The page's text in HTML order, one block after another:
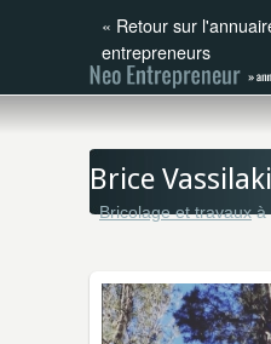
« Retour sur
entrepreneurs
Brice
Bricolage et travauxà